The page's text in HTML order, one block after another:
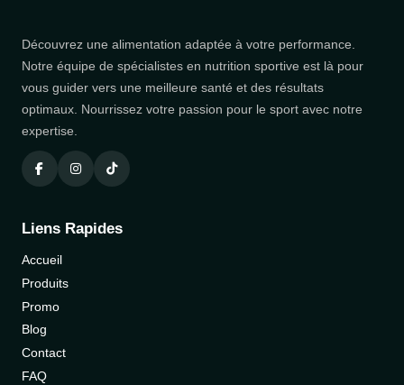
Découvrez une alimentation adaptée à votre performance.
Notre équipe de spécialistes en nutrition sportive est là pour
vous guider vers une meilleure santé et des résultats
optimaux. Nourrissez votre passion pour le sport avec notre
expertise.
Liens Rapides
Accueil
Produits
Promo
Blog
Contact
FAQ